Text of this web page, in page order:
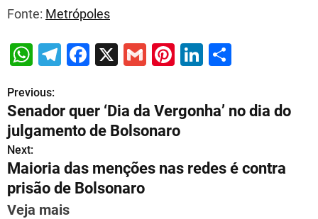
Fonte: Metrópoles
W
at
s
A
p
p
T
gr
a
m
F
e
b
o
o
X
G
ai
l
Pi
e
st
Li
k
e
n
e
P
o
s
t
n
Previous:
Senador quer ‘Dia da Vergonha’ no dia do
julgamento de Bolsonaro
Next:
Maioria das menções nas redes é contra
prisão de Bolsonaro
Veja mais